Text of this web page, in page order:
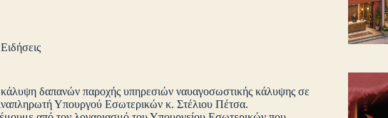
Ειδήσεις
κάλυψη δαπανών παροχής υπηρεσιών ναυαγοσωστικής κάλυψης σε
Υπουργού Εσωτερικών κ. Στέλιου Πέτσα.